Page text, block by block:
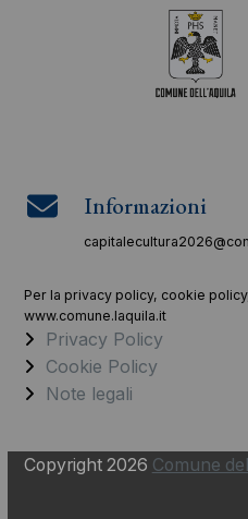
Informazioni
Per la privacy policy, cookie
www.comune.laquila.it
Privacy Policy
Cookie Policy
Note legali
Copyright 2026 Comune